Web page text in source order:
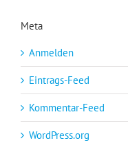
Meta
Anmelden
Eintrags-Feed
Kommentar-Feed
WordPress.org